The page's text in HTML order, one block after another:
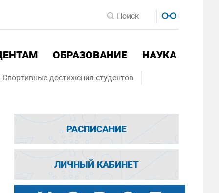
ОБРАЗОВАНИЕ НАУКА
Спортивные достижения студентов
РАСПИСАНИЕ
ЛИЧНЫЙ КАБИНЕТ